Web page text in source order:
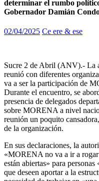
determinar el rumbo
Gobernador Damián
02/04/2025 Ce ere & ese
Sucre 2 de Abril (ANV).- La
reunió con diferentes
va a ser la participación de
Durante el encuentro, se
presencia de delegados
sobre MORENA a nivel
reunión un poquito
de la organización.
En sus declaraciones, la
«MORENA no va a ir a rogar
están abiertas» para
que deseen aportar a la